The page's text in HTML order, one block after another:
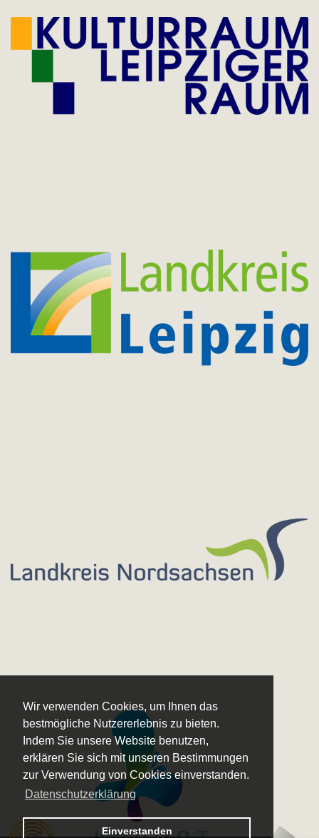
Wir verwenden Cookies, um Ihnen das
bestmögliche Nutzererlebnis zu bieten.
Indem Sie unsere Website benutzen,
erklären Sie sich mit unseren Bestimmungen
zur Verwendung von Cookies einverstanden.
Datenschutzerklärung
Einverstanden
Logo – Sächsische Bläserphilharmonie